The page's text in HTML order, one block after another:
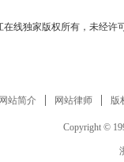
线独家版权所有，未经许
网站简介 网站律师 版
Copyright ©